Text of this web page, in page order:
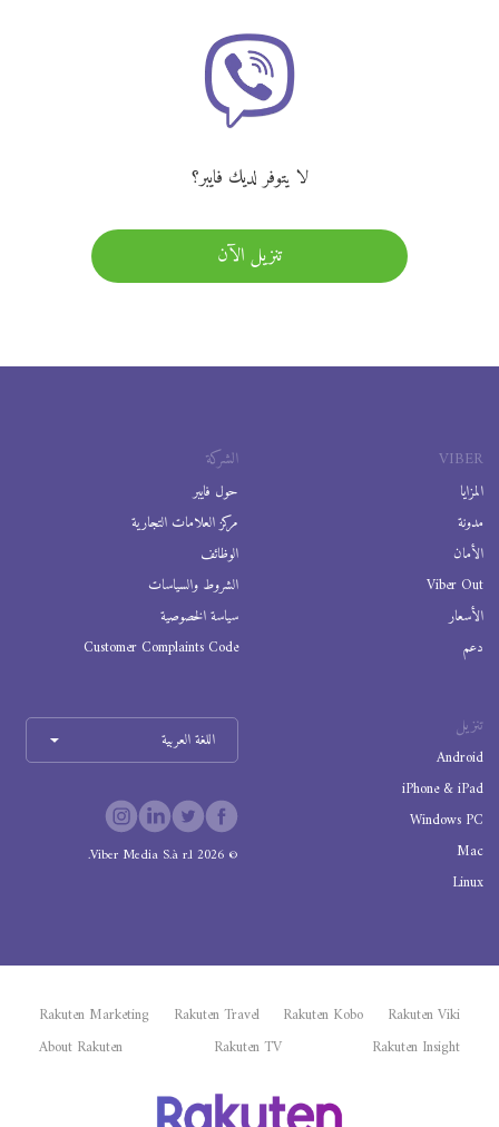
لا يتوفر لديك فايبر؟
تنزيل الآن
VIBER
المزايا
مدونة
الأمان
Viber Out
الأسعار
دعم
الشركة
حول فايبر
مركز العلامات التجارية
الوظائف
الشروط والسياسات
سياسة الخصوصية
Customer Complaints Code
تنزيل
Android
iPhone & iPad
Windows PC
Mac
Linux
اللغة العربية
©
2026
Viber Media S.à r.l.
Rakuten Viki
Rakuten Kobo
Rakuten Travel
Rakuten Marketing
Rakuten Insight
Rakuten TV
About Rakuten